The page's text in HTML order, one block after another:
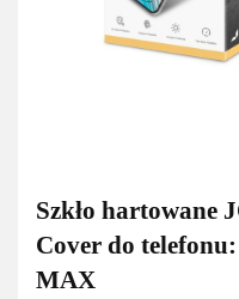
Szkło hartowane
Cover do
MAX